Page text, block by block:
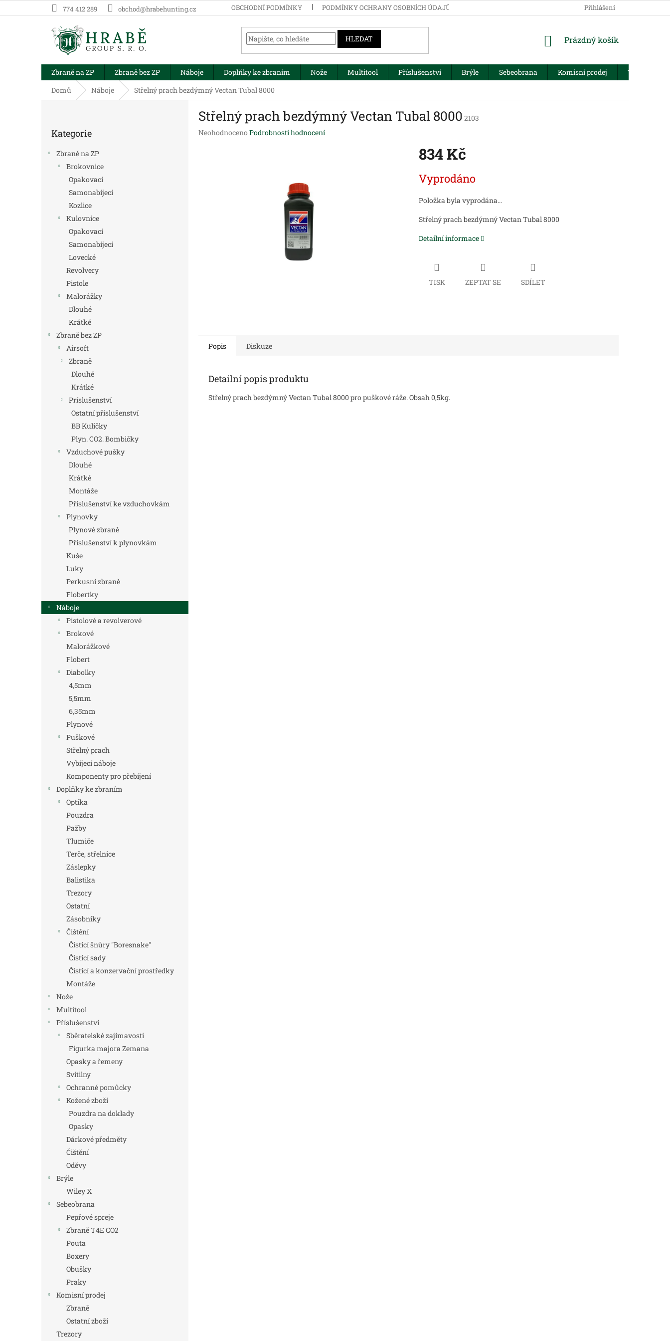
na
774 412 289 obchod@hrabehunting.cz OBCHODNÍ PODMÍNKY PODMÍNKY OCHRANY OSOBNÍCH ÚDAJŮ Přihlášení
HLEDAT
NÁKUPNÍ
Prázdný košík
Zbraně na ZP Zbraně bez ZP Náboje Doplňky ke zbraním Nože Multitool Příslušenství Brýle Sebeobrana Komisní prodej
Trezory
Domů
Náboje Střelný prach bezdýmný Vectan Tubal 8000
kategorie
Kategorie
Zbraně na ZP
Brokovnice
Opakovací
Samonabíjecí
Kozlice
Kulovnice
Opakovací
Samonabíjecí
Lovecké
Revolvery
Pistole
Malorážky
Dlouhé
Krátké
Zbraně bez ZP
Airsoft
Zbraně
Dlouhé
Krátké
Príslušenství
Ostatní příslušenství
BB Kuličky
Plyn. CO2. Bombičky
Vzduchové pušky
Dlouhé
Krátké
Montáže
Příslušenství ke vzduchovkám
Plynovky
Plynové zbraně
Příslušenství k plynovkám
Kuše
Luky
Perkusní zbraně
Flobertky
Náboje
Pistolové a revolverové
Brokové
Malorážkové
Flobert
Diabolky
4,5mm
5,5mm
6,35mm
Plynové
Puškové
Střelný prach
Vybíjecí náboje
Komponenty pro přebíjení
Doplňky ke zbraním
Optika
Pouzdra
Pažby
Tlumiče
Terče, střelnice
Záslepky
Balistika
Trezory
Ostatní
Zásobníky
Čištění
Čistící šnůry "Boresnake"
Čistící sady
Čistící a konzervační prostředky
Montáže
Nože
Multitool
Příslušenství
Sběratelské zajímavosti
Figurka majora Zemana
Opasky a řemeny
Svítilny
Ochranné pomůcky
Kožené zboží
Pouzdra na doklady
Opasky
Dárkové předměty
Čištění
Oděvy
Brýle
Wiley X
Sebeobrana
Pepřové spreje
Zbraně T4E CO2
Pouta
Boxery
Obušky
Praky
Komisní prodej
Zbraně
Ostatní zboží
Trezory
Střelný prach bezdýmný Vectan Tubal 8000 2103
Průměrné
Neohodnoceno Podrobnosti hodnocení
834 Kč
cena:
Vyprodáno
Položka byla vyprodána…
Střelný prach bezdýmný Vectan Tubal 8000
Detailní informace
TISK ZEPTAT SE SDÍLET
Popis Diskuze
Detailní popis produktu
Střelný prach bezdýmný Vectan Tubal 8000 pro puškové ráže. Obsah 0,5kg.